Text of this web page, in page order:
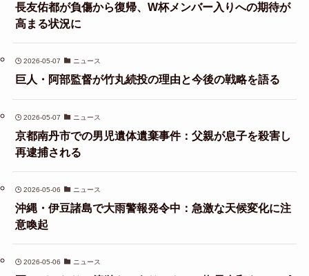
長友佑都が負傷から復帰、W杯メンバー入りへの期待が
高まる状況に
2026-05-07 ニュース
巨人・阿部監督が竹丸続投の理由と今後の戦略を語る
2026-05-07 ニュース
京都南丹市での男児遺体遺棄事件：父親が息子を殺害し
再逮捕される
2026-05-06 ニュース
沖縄・伊豆諸島で大雨警報発令中：急激な天候変化に注
意喚起
2026-05-06 ニュース